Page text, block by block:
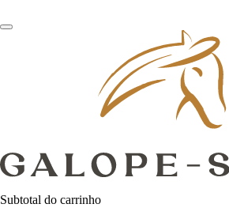
Subtotal do carrinho